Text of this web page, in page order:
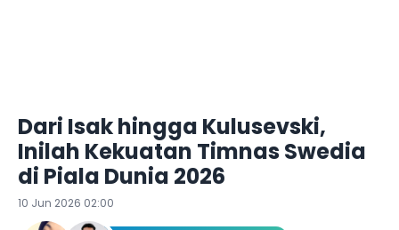
Dari Isak hingga Kulusevski,
Inilah Kekuatan Timnas Swedia
di Piala Dunia 2026
10 Jun 2026 02:00